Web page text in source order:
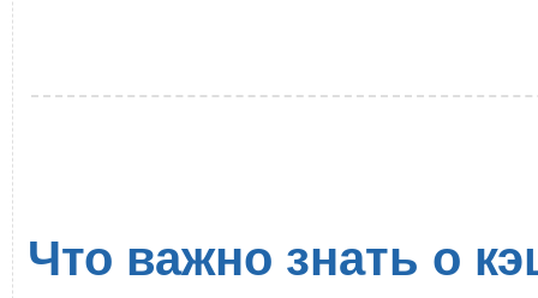
Что важно знать о